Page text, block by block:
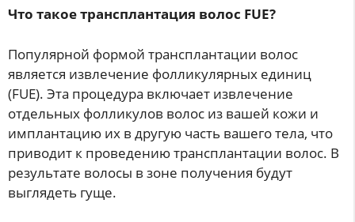
Что такое трансплантация волос FUE?
Популярной формой трансплантации волос
является извлечение фолликулярных единиц
(FUE). Эта процедура включает извлечение
отдельных фолликулов волос из вашей кожи и
имплантацию их в другую часть вашего тела, что
приводит к проведению трансплантации волос. В
результате волосы в зоне получения будут
выглядеть гуще.